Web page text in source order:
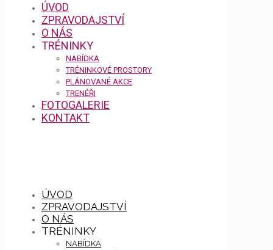
ÚVOD
ZPRAVODAJSTVÍ
O NÁS
TRÉNINKY
NABÍDKA
TRÉNINKOVÉ PROSTORY
PLÁNOVANÉ AKCE
TRENÉŘI
FOTOGALERIE
KONTAKT
ÚVOD
ZPRAVODAJSTVÍ
O NÁS
TRÉNINKY
NABÍDKA